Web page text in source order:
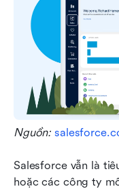
Nguồn:
Salesforce vẫn là
hoặc các công ty